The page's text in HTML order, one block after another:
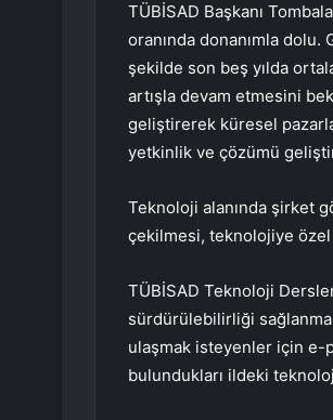
TÜBİSAD Başkanı
oranında donanımla dolu.
şekilde son beş yılda
artışla devam etmesini
geliştirerek küresel
yetkinlik ve çözümü
Teknoloji alanında şirket
çekilmesi, teknolojiye özel
TÜBİSAD Teknoloji
sürdürülebilirliği
ulaşmak isteyenler için e-
bulundukları ildeki